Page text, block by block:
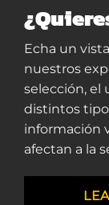
Echa un
nuestros
selección, el
distintos
información
afectan a la